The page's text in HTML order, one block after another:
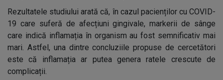
Rezultatele studiului arată că, în cazul pacienților cu COVID-
19 care suferă de afecțiuni gingivale, markerii de sânge
care indică inflamația în organism au fost semnificativ mai
mari. Astfel, una dintre concluziile propuse de cercetători
este că inflamația ar putea genera ratele crescute de
complicații.